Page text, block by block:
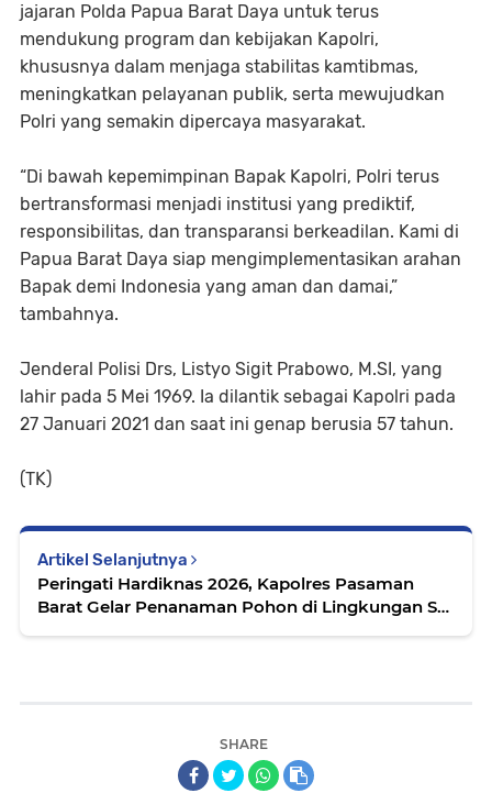
jajaran Polda Papua Barat Daya untuk terus
mendukung program dan kebijakan Kapolri,
khususnya dalam menjaga stabilitas kamtibmas,
meningkatkan pelayanan publik, serta mewujudkan
Polri yang semakin dipercaya masyarakat.
“Di bawah kepemimpinan Bapak Kapolri, Polri terus
bertransformasi menjadi institusi yang prediktif,
responsibilitas, dan transparansi berkeadilan. Kami di
Papua Barat Daya siap mengimplementasikan arahan
Bapak demi Indonesia yang aman dan damai,”
tambahnya.
Jenderal Polisi Drs, Listyo Sigit Prabowo, M.SI, yang
lahir pada 5 Mei 1969. Ia dilantik sebagai Kapolri pada
27 Januari 2021 dan saat ini genap berusia 57 tahun.
(TK)
Artikel Selanjutnya
Peringati Hardiknas 2026, Kapolres Pasaman
Barat Gelar Penanaman Pohon di Lingkungan SD
SHARE